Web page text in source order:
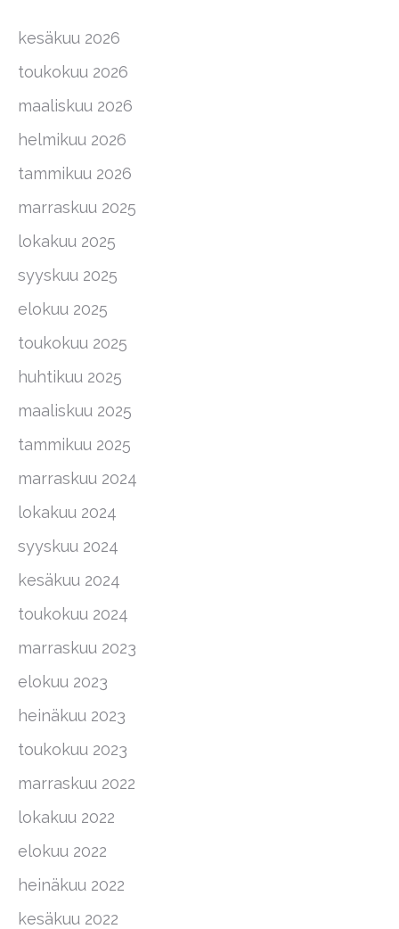
kesäkuu 2026
toukokuu 2026
maaliskuu 2026
helmikuu 2026
tammikuu 2026
marraskuu 2025
lokakuu 2025
syyskuu 2025
elokuu 2025
toukokuu 2025
huhtikuu 2025
maaliskuu 2025
tammikuu 2025
marraskuu 2024
lokakuu 2024
syyskuu 2024
kesäkuu 2024
toukokuu 2024
marraskuu 2023
elokuu 2023
heinäkuu 2023
toukokuu 2023
marraskuu 2022
lokakuu 2022
elokuu 2022
heinäkuu 2022
kesäkuu 2022